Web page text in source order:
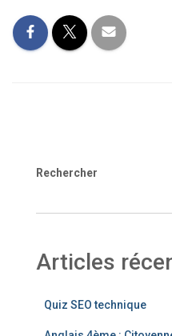
Rechercher
Articles
Quiz SEO technique